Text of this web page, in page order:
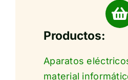
Productos:
Aparatos
material